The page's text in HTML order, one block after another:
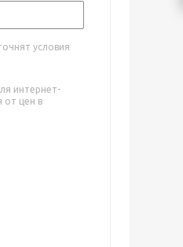
условия
интернет-
от цен в